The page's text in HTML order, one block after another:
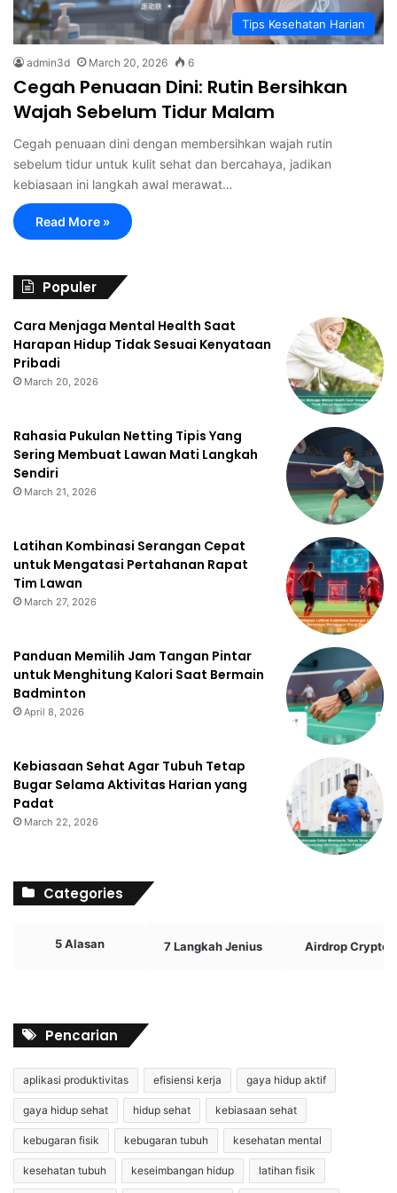
Tips Kesehatan Harian
admin3d March 20, 2026 6
Cegah Penuaan Dini: Rutin Bersihkan
Wajah Sebelum Tidur Malam
Cegah penuaan dini dengan membersihkan wajah rutin
sebelum tidur untuk kulit sehat dan bercahaya, jadikan
kebiasaan ini langkah awal merawat…
Read More »
Populer
Cara Menjaga Mental Health Saat
Harapan Hidup Tidak Sesuai Kenyataan
Pribadi
March 20, 2026
Rahasia Pukulan Netting Tipis Yang
Sering Membuat Lawan Mati Langkah
Sendiri
March 21, 2026
Latihan Kombinasi Serangan Cepat
untuk Mengatasi Pertahanan Rapat
Tim Lawan
March 27, 2026
Panduan Memilih Jam Tangan Pintar
untuk Menghitung Kalori Saat Bermain
Badminton
April 8, 2026
Kebiasaan Sehat Agar Tubuh Tetap
Bugar Selama Aktivitas Harian yang
Padat
March 22, 2026
Categories
5 Alasan 7 Langkah Jenius Airdrop Crypto
Pencarian
aplikasi produktivitas efisiensi kerja gaya hidup aktif
gaya hidup sehat hidup sehat kebiasaan sehat
kebugaran fisik kebugaran tubuh kesehatan mental
kesehatan tubuh keseimbangan hidup latihan fisik